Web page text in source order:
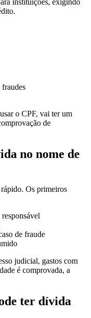
instituições, exigindo
fraudes
o CPF, vai ter um
de
no nome de
Os primeiros
de fraude
judicial, gastos com
é comprovada, a
ter dívida